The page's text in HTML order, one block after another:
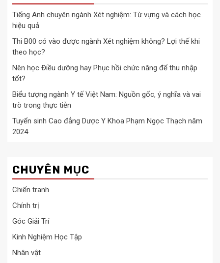
Tiếng Anh chuyên ngành Xét nghiệm: Từ vựng và cách học
hiệu quả
Thi B00 có vào được ngành Xét nghiệm không? Lợi thế khi
theo học?
Nên học Điều dưỡng hay Phục hồi chức năng để thu nhập
tốt?
Biểu tượng ngành Y tế Việt Nam: Nguồn gốc, ý nghĩa và vai
trò trong thực tiễn
Tuyển sinh Cao đẳng Dược Y Khoa Phạm Ngọc Thạch năm
2024
CHUYÊN MỤC
Chiến tranh
Chính trị
Góc Giải Trí
Kinh Nghiệm Học Tập
Nhân vật